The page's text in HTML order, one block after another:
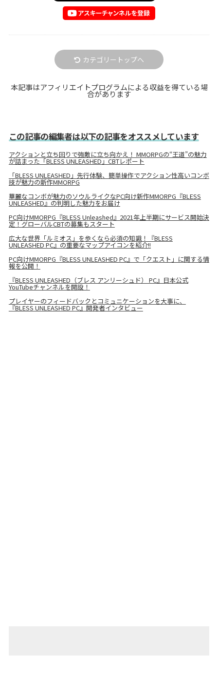
カテゴリートップへ
本記事はアフィリエイトプログラムによる収益を得ている場
合があります
この記事の編集者は以下の記事をオススメしています
アクションと立ち回りで強敵に立ち向かえ！ MMORPGの“王道”の魅力
が詰まった「BLESS UNLEASHED」CBTレポート
「BLESS UNLEASHED」先行体験、簡単操作でアクション性高いコンボ
技が魅力の新作MMORPG
華麗なコンボが魅力のソウルライクなPC向け新作MMORPG『BLESS
UNLEASHED』の判明した魅力をお届け
PC向けMMORPG『BLESS Unleashed』2021年上半期にサービス開始決
定！グローバルCBTの募集もスタート
広大な世界「ルミオス」を歩くなら必須の知識！『BLESS
UNLEASHED PC』の重要なマップアイコンを紹介!!
PC向けMMORPG『BLESS UNLEASHED PC』で「クエスト」に関する情
報を公開！
『BLESS UNLEASHED（ブレス アンリーシュド） PC』日本公式
YouTubeチャンネルを開設！
プレイヤーのフィードバックとコミュニケーションを大事に、
『BLESS UNLEASHED PC』開発者インタビュー